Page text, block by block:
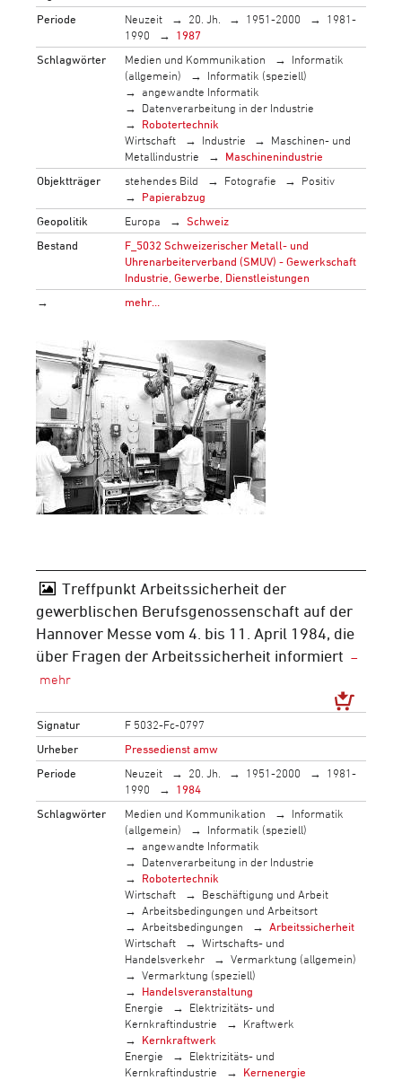
Periode
Neuzeit 20. Jh. 1951-2000
1981-
1990
1987
Schlagwörter
Medien und Kommunikation
Informatik
(allgemein)
Informatik (speziell)
angewandte Informatik
Datenverarbeitung in der Industrie
Robotertechnik
Wirtschaft
Industrie
Maschinen- und
Metallindustrie
Maschinenindustrie
Objektträger
stehendes Bild Fotografie
Positiv
Papierabzug
Geopolitik
Europa
Schweiz
Bestand
F_5032 Schweizerischer Metall- und
Uhrenarbeiterverband (SMUV) - Gewerkschaft
Industrie, Gewerbe, Dienstleistungen
→
mehr…
Treffpunkt Arbeitssicherheit der
gewerblischen Berufsgenossenschaft auf der
Hannover Messe vom 4. bis 11. April 1984, die
über Fragen der Arbeitssicherheit informiert
Signatur
F 5032-Fc-0797
Urheber
Pressedienst amw
Periode
Neuzeit 20. Jh. 1951-2000
1981-
1990
1984
Schlagwörter
Medien und Kommunikation
Informatik
(allgemein)
Informatik (speziell)
angewandte Informatik
Datenverarbeitung in der Industrie
Robotertechnik
Wirtschaft
Beschäftigung und Arbeit
Arbeitsbedingungen und Arbeitsort
Arbeitsbedingungen
Arbeitssicherheit
Wirtschaft
Wirtschafts- und
Handelsverkehr
Vermarktung (allgemein)
Vermarktung (speziell)
Handelsveranstaltung
Energie
Elektrizitäts- und
Kernkraftindustrie
Kraftwerk
Kernkraftwerk
Energie
Elektrizitäts- und
Kernkraftindustrie
Kernenergie